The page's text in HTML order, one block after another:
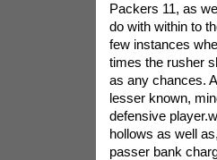
Packers 11, as
do with within to
few instances
times the rusher
as any chances.
lesser known,
defensive
hollows as well
passer bank